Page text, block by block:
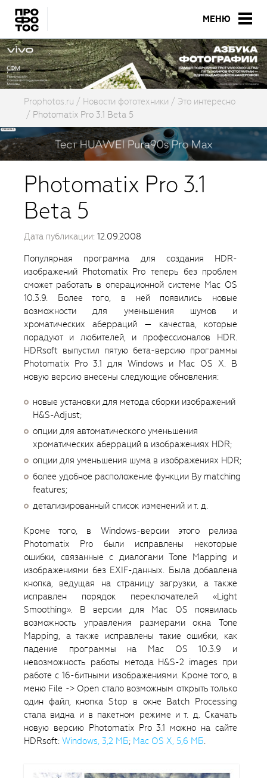
МЕНЮ
Prophotos.ru Новости фототехники
Это интересно
Photomatix Pro 3.1 Beta 5
Photomatix Pro 3.1
Beta 5
Дата публикации: 12.09.2008
Популярная программа для создания HDR-
изображений Photomatix Pro теперь без проблем
сможет работать в операционной системе Mac OS
10.3.9. Более того, в ней появились новые
возможности для уменьшения шумов и
хроматических аберраций — качества, которые
порадуют и любителей, и профессионалов HDR.
HDRsoft выпустил пятую бета-версию программы
Photomatix Pro 3.1 для Windows и Mac OS X. В
новую версию внесены следующие обновления:
новые установки для метода сборки изображений
H&S-Adjust;
опции для автоматического уменьшения
хроматических аберраций в изображениях HDR;
опции для уменьшения шума в изображениях HDR;
более удобное расположение функции By matching
features;
детализированный список изменений и т. д.
Кроме того, в Windows-версии этого релиза
Photomatix Pro были исправлены некоторые
ошибки, связанные с диалогами Tone Mapping и
изображениями без EXIF-данных. Была добавлена
кнопка, ведущая на страницу загрузки, а также
исправлен порядок переключателей «Light
Smoothing». В версии для Mac OS появилась
возможность управления размерами окна Tone
Mapping, а также исправлены такие ошибки, как
падение программы на Mac OS 10.3.9 и
невозможность работы метода H&S-2 images при
работе с 16-битными изображениями. Кроме того, в
меню File -> Open стало возможным открыть только
один файл, кнопка Stop в окне Batch Processing
стала видна и в пакетном режиме и т. д. Скачать
новую версию Photomatix Pro 3.1 можно на сайте
HDRsoft: Windows, 3,2 MБ; Mac OS X, 5,6 MБ.